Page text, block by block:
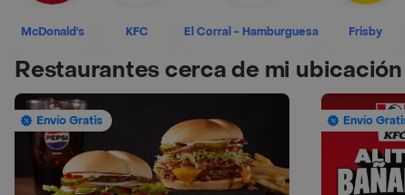
McDonald's KFC El Corral - Hamburguesa Frisby
Restaurantes cerca de mi ubicación
Envío Gratis Envío